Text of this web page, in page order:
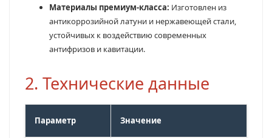
Материалы премиум-класса: Изготовлен из
антикоррозийной латуни и нержавеющей стали,
устойчивых к воздействию современных
антифризов и кавитации.
2. Технические данные
Параметр Значение